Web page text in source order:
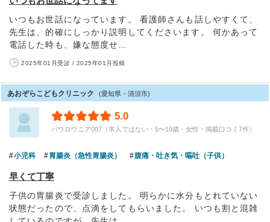
いつもお世話になっています。 看護師さんも話しやすくて、
先生は、的確にしっかり説明してくださいます。 何かあって
電話した時も、嫌な態度せ…
2025年01月受診 / 2025年01月投稿
あおぞらこどもクリニック (愛知県・清須市)
5.0
パウロウニア007（本人ではない・5〜10歳・女性・掲載口コミ7件）
小児科 胃腸炎（急性胃腸炎） 腹痛・吐き気・嘔吐（子供）
早くて丁寧
子供の胃腸炎で受診しました。 明らかに水分もとれていない
状態だったので、点滴をしてもらいました。 いつも割と混雑